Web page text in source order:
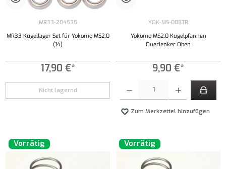
MR33-204535
MR33 Kugellager Set für Yokomo MS2.0
(14)
17,90 €*
Nicht lagernd
YOK-MS-008TR
Yokomo MS2.0 Kugelpfannen
Querlenker Oben
9,90 €*
Zum Merkzettel hinzufügen
Vorrätig Vorrätig